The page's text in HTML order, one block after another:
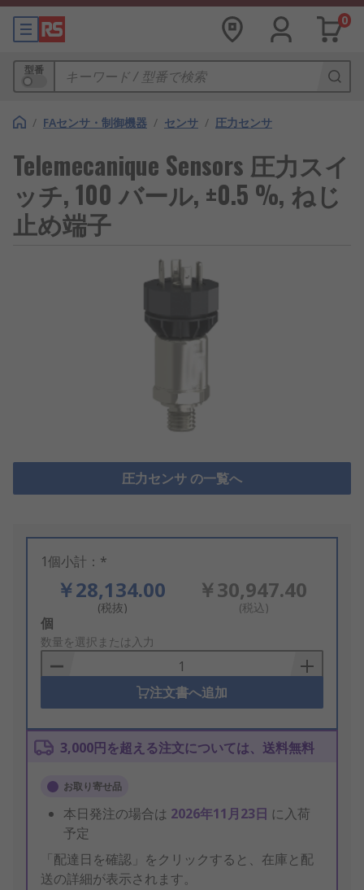
0
型番
/ FAセンサ・制御機器 / センサ / 圧力センサ
Telemecanique Sensors 圧力スイ
ッチ, 100 バール, ±0.5 %, ねじ
止め端子
圧力センサ の一覧へ
1個小計：*
￥28,134.00
(税抜)
￥30,947.40
(税込)
Add
to
Basket
個
数量を選択または入力
注文書へ追加
3,000円を超える注文については、送料無料
お取り寄せ品
本日発注の場合は 2026年11月23日 に入荷
予定
「配達日を確認」をクリックすると、在庫と配
送の詳細が表示されます。